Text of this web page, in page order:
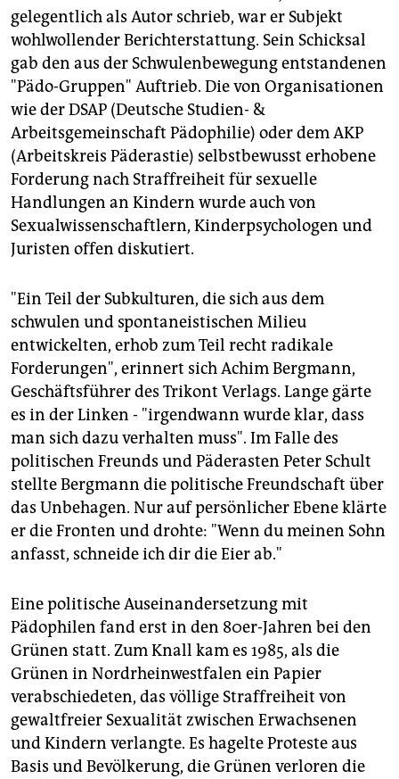
gelegentlich als Autor schrieb, war er Subjekt
wohlwollender Berichterstattung. Sein Schicksal
gab den aus der Schwulenbewegung entstandenen
"Pädo-Gruppen" Auftrieb. Die von Organisationen
wie der DSAP (Deutsche Studien- &
Arbeitsgemeinschaft Pädophilie) oder dem AKP
(Arbeitskreis Päderastie) selbstbewusst erhobene
Forderung nach Straffreiheit für sexuelle
Handlungen an Kindern wurde auch von
Sexualwissenschaftlern, Kinderpsychologen und
Juristen offen diskutiert.
"Ein Teil der Subkulturen, die sich aus dem
schwulen und spontaneistischen Milieu
entwickelten, erhob zum Teil recht radikale
Forderungen", erinnert sich Achim Bergmann,
Geschäftsführer des Trikont Verlags. Lange gärte
es in der Linken - "irgendwann wurde klar, dass
man sich dazu verhalten muss". Im Falle des
politischen Freunds und Päderasten Peter Schult
stellte Bergmann die politische Freundschaft über
das Unbehagen. Nur auf persönlicher Ebene klärte
er die Fronten und drohte: "Wenn du meinen Sohn
anfasst, schneide ich dir die Eier ab."
Eine politische Auseinandersetzung mit
Pädophilen fand erst in den 80er-Jahren bei den
Grünen statt. Zum Knall kam es 1985, als die
Grünen in Nordrheinwestfalen ein Papier
verabschiedeten, das völlige Straffreiheit von
gewaltfreier Sexualität zwischen Erwachsenen
und Kindern verlangte. Es hagelte Proteste aus
Basis und Bevölkerung, die Grünen verloren die